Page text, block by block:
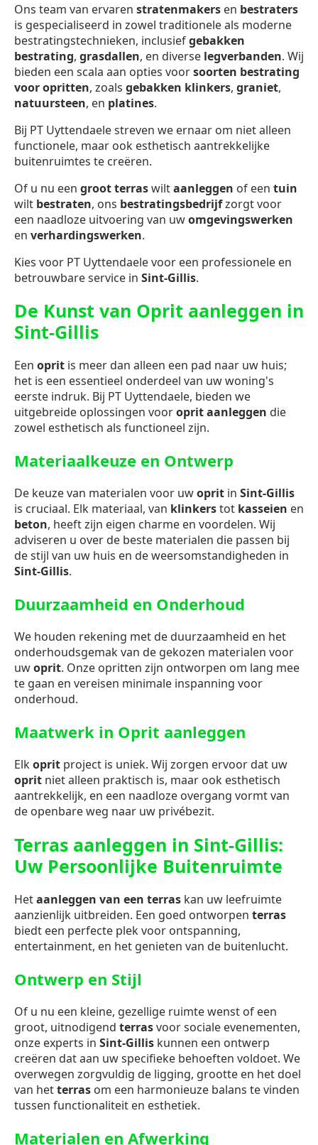
Ons team van ervaren stratenmakers en bestraters
is gespecialiseerd in zowel traditionele als moderne
bestratingstechnieken, inclusiefgebakken
bestrating, grasdallen, en diverse legverbanden. Wij
bieden een scala aan opties voorsoorten bestrating
voor opritten, zoals gebakken klinkers, graniet,
natuursteen, en platines.
Bij PT Uyttendaele streven we ernaar om niet alleen
functionele, maar ook esthetisch aantrekkelijke
buitenruimtes te creëren.
Of u nu een groot terraswiltaanleggen of een tuin
wilt bestraten, ons bestratingsbedrijfzorgt voor
een naadloze uitvoering van uwomgevingswerken
en verhardingswerken.
Kies voor PT Uyttendaele voor een professionele en
betrouwbare service in Sint-Gillis.
De Kunst van Oprit aanleggen in
Sint-Gillis
Een oprit is meer dan alleen een pad naar uw huis;
het is een essentieel onderdeel van uw woning's
eerste indruk. Bij PT Uyttendaele, bieden we
uitgebreide oplossingen vooroprit aanleggen die
zowel esthetisch als functioneel zijn.
Materiaalkeuze en Ontwerp
De keuze van materialen voor uwoprit in Sint-Gillis
is cruciaal. Elk materiaal, van klinkerstot kasseien en
beton, heeft zijn eigen charme en voordelen. Wij
adviseren u over de beste materialen die passen bij
de stijl van uw huis en de weersomstandigheden in
Sint-Gillis.
Duurzaamheid en Onderhoud
We houden rekening met de duurzaamheid en het
onderhoudsgemak van de gekozen materialen voor
uwoprit. Onze opritten zijn ontworpen om lang mee
te gaan en vereisen minimale inspanning voor
onderhoud.
Maatwerk in Oprit aanleggen
Elkoprit project is uniek. Wij zorgen ervoor dat uw
oprit niet alleen praktisch is, maar ook esthetisch
aantrekkelijk, en een naadloze overgang vormt van
de openbare weg naar uw privébezit.
Terras aanleggen in Sint-Gillis:
Uw Persoonlijke Buitenruimte
Hetaanleggen van een terras kan uw leefruimte
aanzienlijk uitbreiden. Een goed ontworpen terras
biedt een perfecte plek voor ontspanning,
entertainment, en het genieten van de buitenlucht.
Ontwerp en Stijl
Of u nu een kleine, gezellige ruimte wenst of een
groot, uitnodigend terrasvoor sociale evenementen,
onze experts in Sint-Gillis kunnen een ontwerp
creëren dat aan uw specifieke behoeften voldoet. We
overwegen zorgvuldig de ligging, grootte en het doel
van hetterras om een harmonieuze balans te vinden
tussen functionaliteit en esthetiek.
Materialen en Afwerking